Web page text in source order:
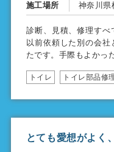
施工場所 神奈川県
診断、見積、修理すべ
以前依頼した別の会
たです。手際もよかっ
トイレ トイレ部品修
とても愛想がよく